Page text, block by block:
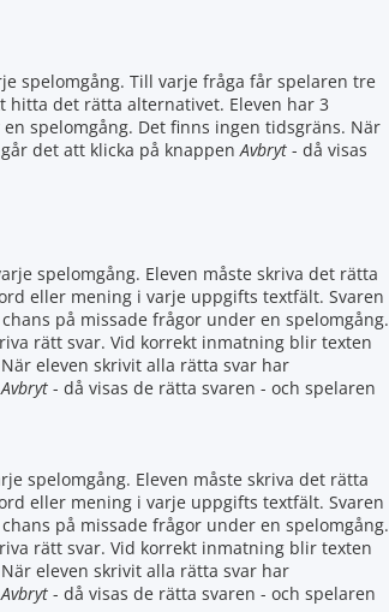
spelomgång. Till varje fråga får spelaren tre
hitta det rätta alternativet. Eleven har 3
spelomgång. Det finns ingen tidsgräns. När
det att klicka på knappenAvbryt - då visas
spelomgång. Eleven måste skriva det rätta
eller mening i varje uppgifts textfält. Svaren
på missade frågor under en spelomgång.
rätt svar. Vid korrekt inmatning blir texten
eleven skrivit alla rätta svar har
Avbryt - då visas de rätta svaren - och spelaren
spelomgång. Eleven måste skriva det rätta
eller mening i varje uppgifts textfält. Svaren
på missade frågor under en spelomgång.
rätt svar. Vid korrekt inmatning blir texten
eleven skrivit alla rätta svar har
Avbryt - då visas de rätta svaren - och spelaren